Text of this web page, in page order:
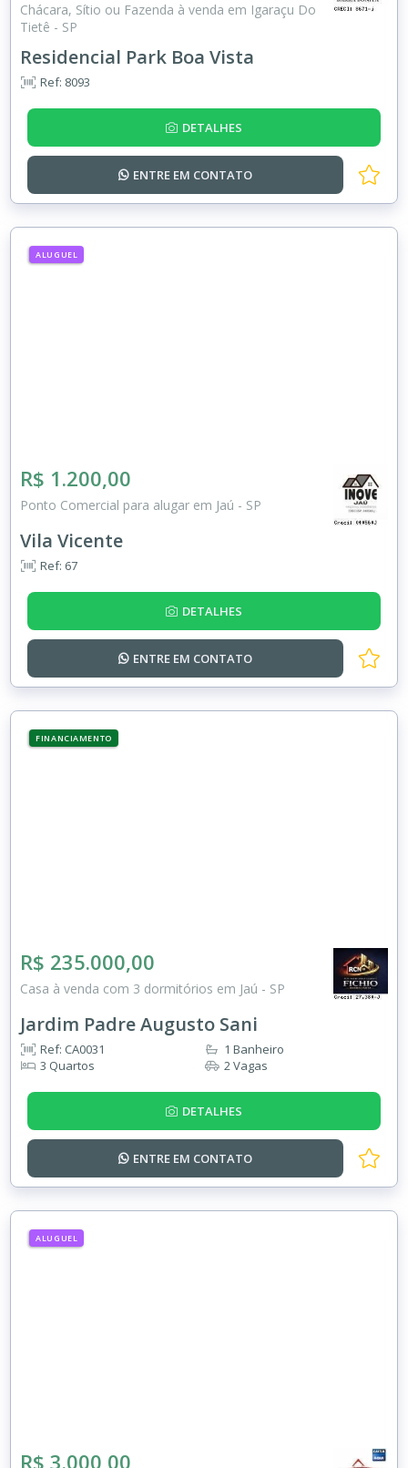
Chácara, Sítio ou Fazenda à venda em Igaraçu Do
Tietê - SP
Residencial Park Boa Vista
Ref: 8093
DETALHES
ENTRE EM CONTATO
ALUGUEL
R$ 1.200,00
Ponto Comercial para alugar em Jaú - SP
Vila Vicente
Ref: 67
DETALHES
ENTRE EM CONTATO
FINANCIAMENTO
R$ 235.000,00
Casa à venda com 3 dormitórios em Jaú - SP
Jardim Padre Augusto Sani
Ref: CA0031
3 Quartos
1 Banheiro
2 Vagas
DETALHES
ENTRE EM CONTATO
ALUGUEL
R$ 3.000,00